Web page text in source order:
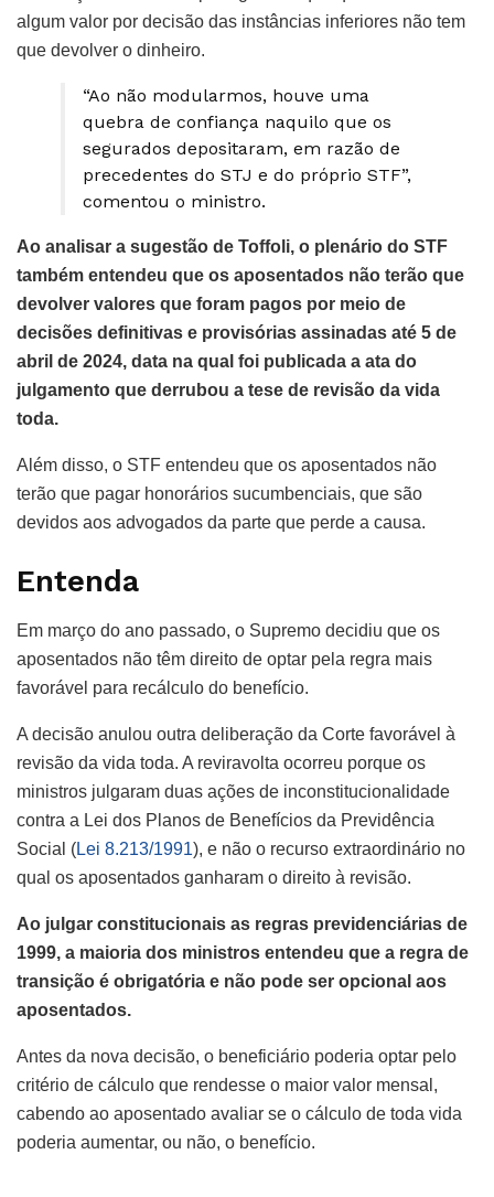
algum valor por decisão das instâncias inferiores não tem
que devolver o dinheiro.
“Ao não modularmos, houve uma
quebra de confiança naquilo que os
segurados depositaram, em razão de
precedentes do STJ e do próprio STF”,
comentou o ministro.
Ao analisar a sugestão de Toffoli, o plenário do STF
também entendeu que os aposentados não terão que
devolver valores que foram pagos por meio de
decisões definitivas e provisórias assinadas até 5 de
abril de 2024, data na qual foi publicada a ata do
julgamento que derrubou a tese de revisão da vida
toda.
Além disso, o STF entendeu que os aposentados não
terão que pagar honorários sucumbenciais, que são
devidos aos advogados da parte que perde a causa.
Entenda
Em março do ano passado, o Supremo decidiu que os
aposentados não têm direito de optar pela regra mais
favorável para recálculo do benefício.
A decisão anulou outra deliberação da Corte favorável à
revisão da vida toda. A reviravolta ocorreu porque os
ministros julgaram duas ações de inconstitucionalidade
contra a Lei dos Planos de Benefícios da Previdência
Social (Lei 8.213/1991), e não o recurso extraordinário no
qual os aposentados ganharam o direito à revisão.
Ao julgar constitucionais as regras previdenciárias de
1999, a maioria dos ministros entendeu que a regra de
transição é obrigatória e não pode ser opcional aos
aposentados.
Antes da nova decisão, o beneficiário poderia optar pelo
critério de cálculo que rendesse o maior valor mensal,
cabendo ao aposentado avaliar se o cálculo de toda vida
poderia aumentar, ou não, o benefício.